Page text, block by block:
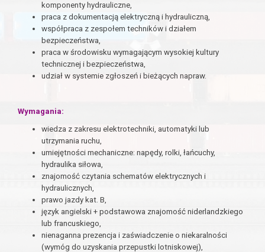
komponenty hydrauliczne,
praca z dokumentacją elektryczną i hydrauliczną,
współpraca z zespołem techników i działem
bezpieczeństwa,
praca w środowisku wymagającym wysokiej kultury
technicznej i bezpieczeństwa,
udział w systemie zgłoszeń i bieżących napraw.
Wymagania:
wiedza z zakresu elektrotechniki, automatyki lub
utrzymania ruchu,
umiejętności mechaniczne: napędy, rolki, łańcuchy,
hydraulika siłowa,
znajomość czytania schematów elektrycznych i
hydraulicznych,
prawo jazdy kat. B,
język angielski + podstawowa znajomość niderlandzkiego
lub francuskiego,
nienaganna prezencja i zaświadczenie o niekaralności
(wymóg do uzyskania przepustki lotniskowej),